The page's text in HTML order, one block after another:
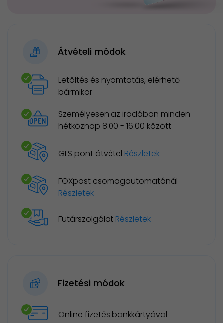
Átvételi módok
Letöltés és nyomtatás, elérhető
bármikor
Személyesen az irodában minden
hétköznap 8:00 - 16:00 között
GLS pont átvétel Részletek
FOXpost csomagautomatánál
Részletek
Futárszolgálat Részletek
Fizetési módok
Online fizetés bankkártyával